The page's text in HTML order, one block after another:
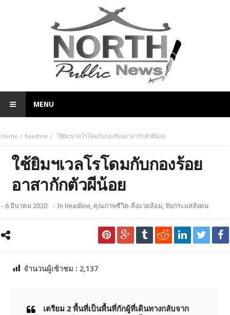
MENU
Home headline ใช้ยิมฯเวลโรโดมกับกองร้อยอาสากักตัวผีน้อย
ใช้ยิมฯเวลโรโดมกับกองร้อย
อาสากักตัวผีน้อย
- 6 มีนาคม 2020 - InHeadline, คุณภาพชีวิต-สิ่งแวดล้อม, จับกระแสสังคม
จำนวนผู้เช้าชม : 2,137
เตรียม 2 พื้นที่เป็นพื้นที่กักผู้ที่เดินทางกลับจาก